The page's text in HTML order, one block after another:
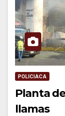
POLICIACA
Planta
llamas